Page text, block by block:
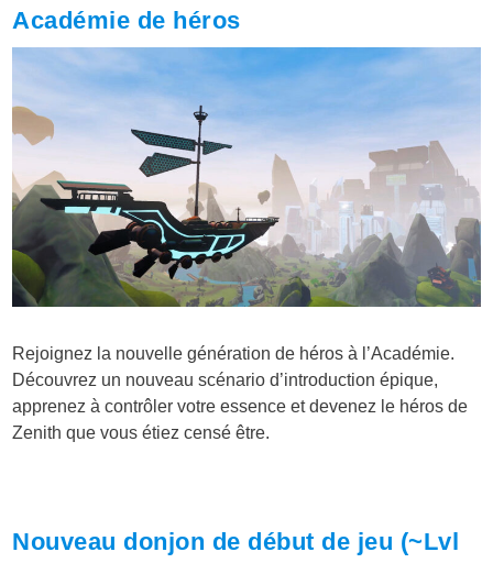
Académie de héros
Rejoignez la nouvelle génération de héros à l’Académie.
Découvrez un nouveau scénario d’introduction épique,
apprenez à contrôler votre essence et devenez le héros de
Zenith que vous étiez censé être.
Nouveau donjon de début de jeu (~Lvl